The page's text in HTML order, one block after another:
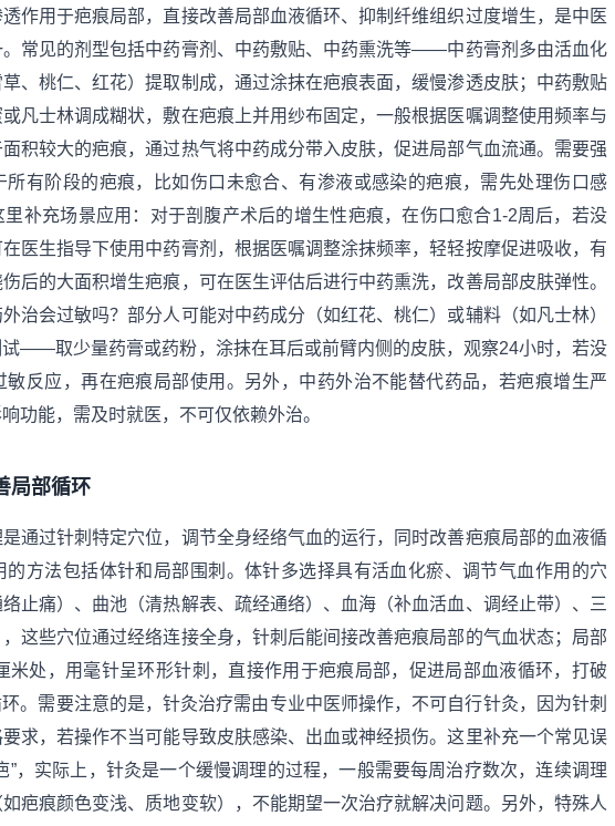
作用于疤痕局部，直接改善局部血液循环、抑制纤维组织过度增生，是中医
常见的剂型包括中药膏剂、中药敷贴、中药熏洗等——中药膏剂多由活血化
、桃仁、红花）提取制成，通过涂抹在疤痕表面，缓慢渗透皮肤；中药敷贴
凡士林调成糊状，敷在疤痕上并用纱布固定，一般根据医嘱调整使用频率与
积较大的疤痕，通过热气将中药成分带入皮肤，促进局部气血流通。需要强
有阶段的疤痕，比如伤口未愈合、有渗液或感染的疤痕，需先处理伤口感
补充场景应用：对于剖腹产术后的增生性疤痕，在伤口愈合1-2周后，若没
医生指导下使用中药膏剂，根据医嘱调整涂抹频率，轻轻按摩促进吸收，有
后的大面积增生疤痕，可在医生评估后进行中药熏洗，改善局部皮肤弹性。
治会过敏吗？部分人可能对中药成分（如红花、桃仁）或辅料（如凡士林）
——取少量药膏或药粉，涂抹在耳后或前臂内侧的皮肤，观察24小时，若没
反应，再在疤痕局部使用。另外，中药外治不能替代药品，若疤痕增生严
功能，需及时就医，不可仅依赖外治。
局部循环
通过针刺特定穴位，调节全身经络气血的运行，同时改善疤痕局部的血液循
方法包括体针和局部围刺。体针多选择具有活血化瘀、调节气血作用的穴
止痛）、曲池（清热解表、疏经通络）、血海（补血活血、调经止带）、三
这些穴位通过经络连接全身，针刺后能间接改善疤痕局部的气血状态；局部
米处，用毫针呈环形针刺，直接作用于疤痕局部，促进局部血液循环，打破
。需要注意的是，针灸治疗需由专业中医师操作，不可自行针灸，因为针刺
求，若操作不当可能导致皮肤感染、出血或神经损伤。这里补充一个常见误
”，实际上，针灸是一个缓慢调理的过程，一般需要每周治疗数次，连续调理
疤痕颜色变浅、质地变软），不能期望一次治疗就解决问题。另外，特殊人